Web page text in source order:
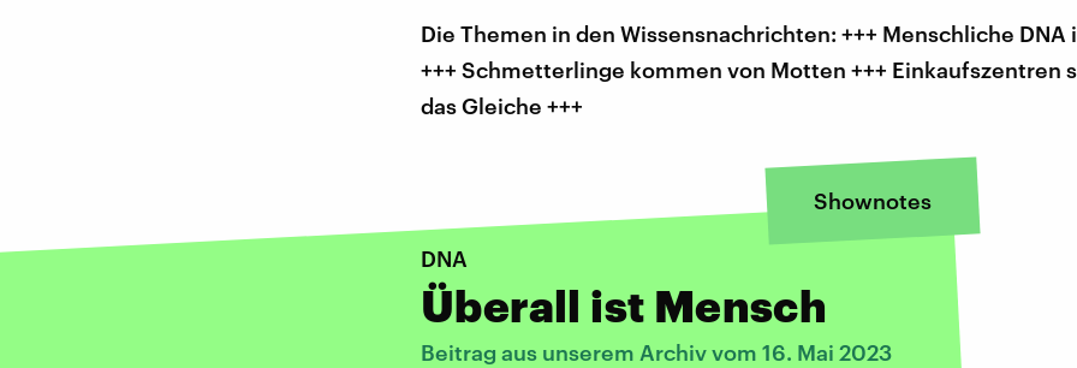
Die Themen in den Wissensnachrichten: +++ Menschliche DNA
+++ Schmetterlinge kommen von Motten +++ Einkaufszentren
das Gleiche +++
Shownotes
DNA
Überall ist Mensch
Beitrag aus unserem Archiv vom 16. Mai 2023